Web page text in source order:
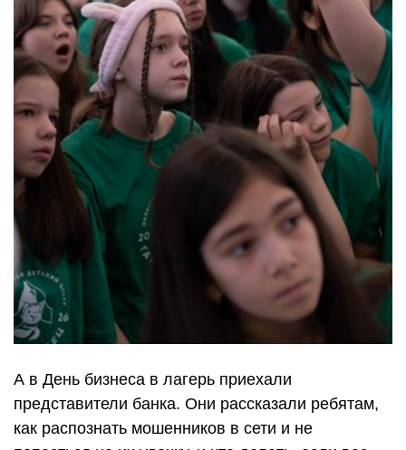
А в День бизнеса в лагерь приехали
представители банка. Они рассказали ребятам,
как распознать мошенников в сети и не